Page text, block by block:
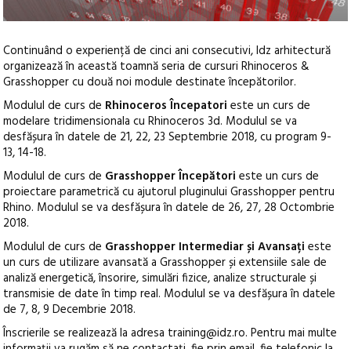
Continuând o experiență de cinci ani consecutivi, Idz arhitectură
organizează în această toamnă seria de cursuri Rhinoceros &
Grasshopper cu două noi module destinate începătorilor.
Modulul de curs de Rhinoceros Începatori este un curs de
modelare tridimensionala cu Rhinoceros 3d. Modulul se va
desfășura în datele de 21, 22, 23 Septembrie 2018, cu program 9-
13, 14-18.
Modulul de curs de Grasshopper Începători este un curs de
proiectare parametrică cu ajutorul pluginului Grasshopper pentru
Rhino. Modulul se va desfășura în datele de 26, 27, 28 Octombrie
2018.
Modulul de curs de Grasshopper Intermediar și Avansați este
un curs de utilizare avansată a Grasshopper și extensiile sale de
analiză energetică, însorire, simulări fizice, analize structurale și
transmisie de date în timp real. Modulul se va desfășura în datele
de 7, 8, 9 Decembrie 2018.
Înscrierile se realizează la adresa training@idz.ro. Pentru mai multe